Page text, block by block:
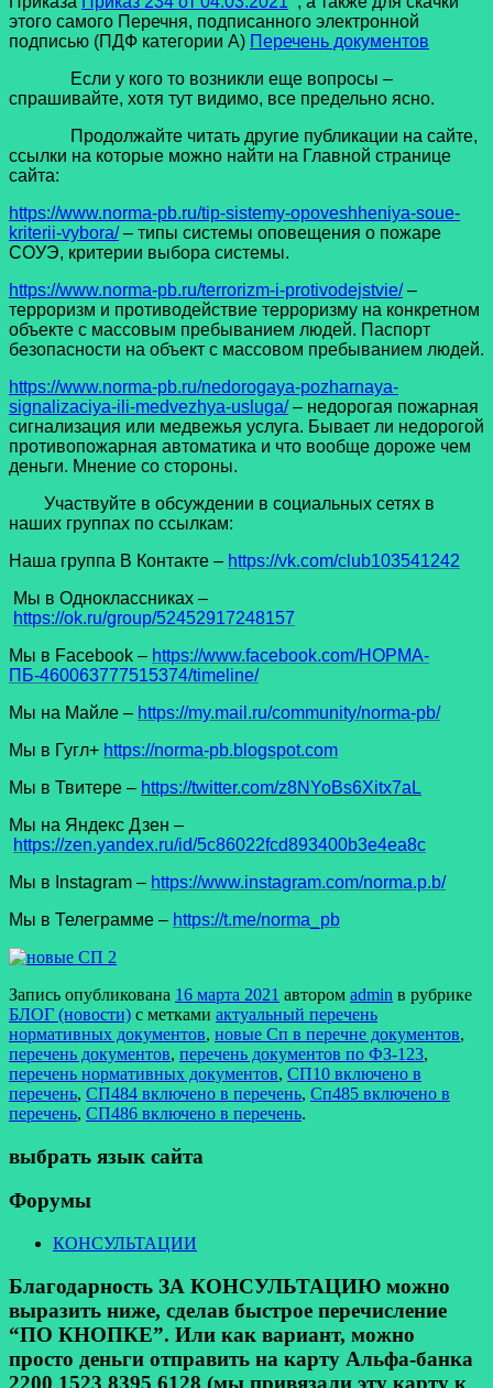
этого самого Перечня, подписанного электронной
подписью (ПДФ категории А) Перечень документов
Если у кого то возникли еще вопросы –
спрашивайте, хотя тут видимо, все предельно ясно.
Продолжайте читать другие публикации на сайте,
ссылки на которые можно найти на Главной странице
сайта:
https://www.norma-pb.ru/tip-sistemy-opoveshheniya-soue-
kriterii-vybora/– типы системы оповещения о пожаре
СОУЭ, критерии выбора системы.
https://www.norma-pb.ru/terrorizm-i-protivodejstvie/–
терроризм и противодействие терроризму на конкретном
объекте с массовым пребыванием людей. Паспорт
безопасности на объект с массовом пребыванием людей.
https://www.norma-pb.ru/nedorogaya-pozharnaya-
signalizaciya-ili-medvezhya-usluga/– недорогая пожарная
сигнализация или медвежья услуга. Бывает ли недорогой
противопожарная автоматика и что вообще дороже чем
деньги. Мнение со стороны.
Участвуйте в обсуждении в социальных сетях в
наших группах по ссылкам:
Наша группа В Контакте – https://vk.com/club103541242
Мы в Одноклассниках –
https://ok.ru/group/52452917248157
Мы в Facеbook – https://www.facebook.com/НОРМА-
ПБ-460063777515374/timeline/
Мы на Майле – https://my.mail.ru/community/norma-pb/
Мы в Гугл+ https://norma-pb.blogspot.com
Мы в Твитере – https://twitter.com/z8NYoBs6Xitx7aL
Мы на Яндекс Дзен –
https://zen.yandex.ru/id/5c86022fcd893400b3e4ea8c
Мы в Instagram – https://www.instagram.com/norma.p.b/
Мы в Телеграмме – https://t.me/norma_pb
Запись опубликована 16 марта 2021 автором admin в рубрике
БЛОГ (новости) с метками актуальный перечень
нормативных документов, новые Сп в перечне документов,
перечень документов, перечень документов по ФЗ-123,
перечень нормативных документов, СП10 включено в
перечень, СП484 включено в перечень, Сп485 включено в
перечень, СП486 включено в перечень.
выбрать язык сайта
Форумы
КОНСУЛЬТАЦИИ
Благодарность ЗА КОНСУЛЬТАЦИЮ можно
выразить ниже, сделав быстрое перечисление
“ПО КНОПКЕ”. Или как вариант, можно
просто деньги отправить на карту Альфа-банка
2200 1523 8395 6128 (мы привязали эту карту к